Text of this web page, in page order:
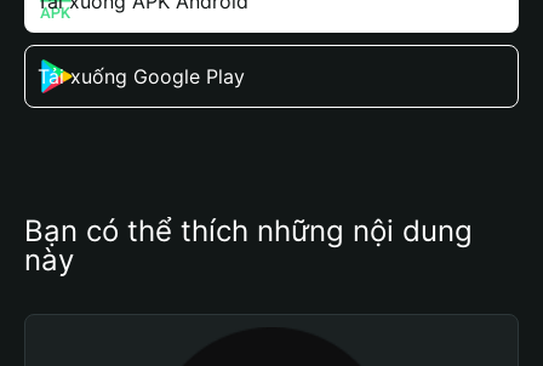
Tải xuống Google Play
Bạn có thể thích những nội dung
này